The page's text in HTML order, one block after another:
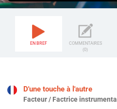
EN BREF
COMMENTAIRES
(0)
D'une touche à l'autre
Facteur / Factrice instrumental